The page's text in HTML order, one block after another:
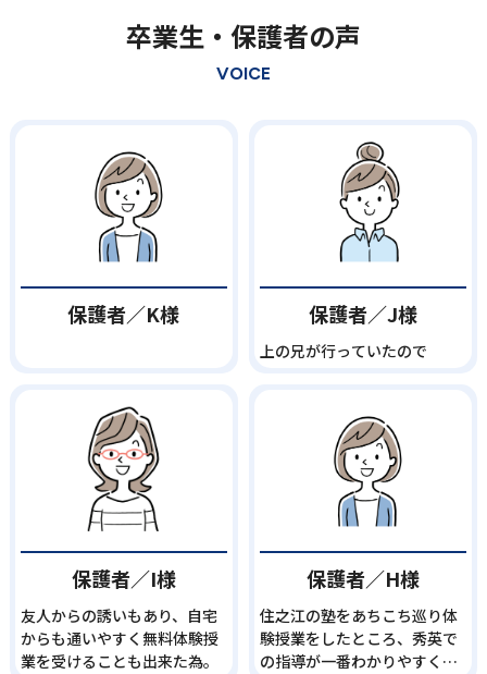
卒業⽣‧保護者の声
VOICE
保護者／K様 保護者／J様
上の兄が行っていたので
保護者／I様
友人からの誘いもあり、自宅
からも通いやすく無料体験授
業を受けることも出来た為。
保護者／H様
住之江の塾をあちこち巡り体
験授業をしたところ、秀英で
の指導が一番わかりやすく楽